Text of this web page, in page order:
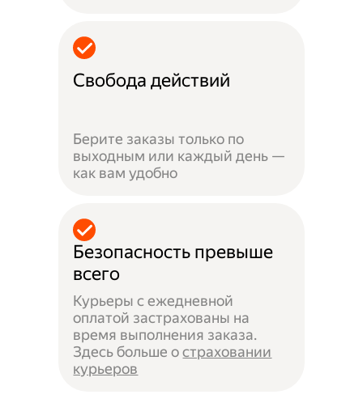
Свобода действий
Берите заказы только по
выходным или каждый день —
как вам удобно
Безопасность превыше
всего
Курьеры с ежедневной
оплатой застрахованы на
время выполнения заказа.
Здесь больше остраховании
курьеров